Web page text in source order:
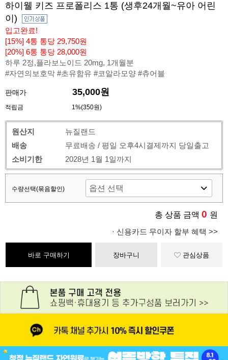
하이웰 키즈 프로폴리스 1통 (생후24개월~유아 어린
이)
입고완료!
[15%] 4통 통당 29,750원
[20%] 6통 통당 28,000원
하루 2정,플라보노이드 20mg, 1개월분
#자연의보호막 #초유함유 #코알라모양 #츄어블
판매가 35,000원
적립금 1%(350원)
원산지
뉴질랜드
배송
무료배송 / 평일 오후4시결제까지 당일출고
소비기한
2028년 1월 1일까지
수량선택(묶음할인)
총 상품 금액 0 원
· 신용카드 무이자 할부 혜택 >>
바로 구매하기 장바구니 관심상품